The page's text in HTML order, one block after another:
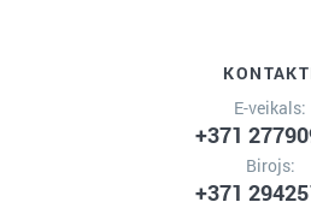
E-veikals:
+371
Birojs:
+371